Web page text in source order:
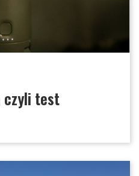
czyli test